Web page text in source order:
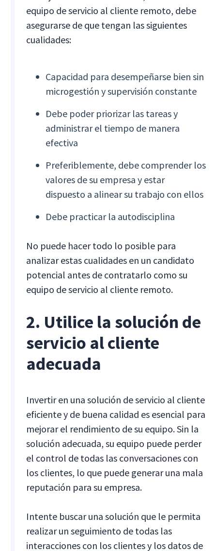
equipo de servicio al cliente remoto, debe
asegurarse de que tengan las siguientes
cualidades:
Capacidad para desempeñarse bien sin
microgestión y supervisión constante
Debe poder priorizar las tareas y
administrar el tiempo de manera
efectiva
Preferiblemente, debe comprender los
valores de su empresa y estar
dispuesto a alinear su trabajo con ellos
Debe practicar la autodisciplina
No puede hacer todo lo posible para
analizar estas cualidades en un candidato
potencial antes de contratarlo como su
equipo de servicio al cliente remoto.
2. Utilice la solución de
servicio al cliente
adecuada
Invertir en una solución de servicio al cliente
eficiente y de buena calidad es esencial para
mejorar el rendimiento de su equipo. Sin la
solución adecuada, su equipo puede perder
el control de todas las conversaciones con
los clientes, lo que puede generar una mala
reputación para su empresa.
Intente buscar una solución que le permita
realizar un seguimiento de todas las
interacciones con los clientes y los datos de